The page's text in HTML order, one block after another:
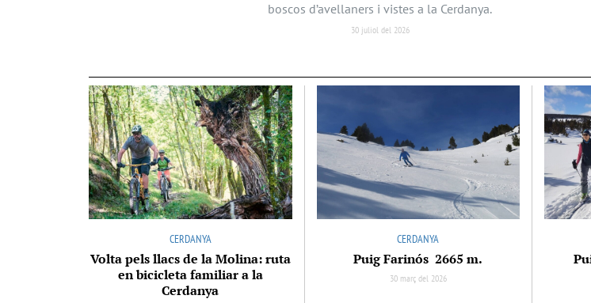
boscos d’avellaners i vistes a la Cerdanya.
30 juliol del 2026
CERDANYA
Volta pels llacs de la Molina: ruta
en bicicleta familiar a la
Cerdanya
CERDANYA
Puig Farinós 2665 m.
30 març del 2026